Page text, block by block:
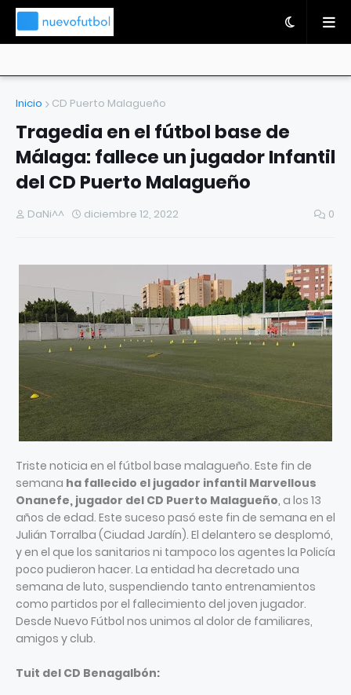
Inicio CD Puerto Malagueño
Tragedia en el fútbol base de
Málaga: fallece un jugador Infantil
del CD Puerto Malagueño
DaNi^^ diciembre 12, 2022 0
Triste noticia en el fútbol base malagueño. Este fin de
semana ha fallecido el jugador infantil Marvellous
Onanefe, jugador del CD Puerto Malagueño, a los 13
años de edad. Este suceso pasó este fin de semana en el
Julián Torralba (Ciudad Jardín). El delantero se desplomó,
y en el que los sanitarios ni tampoco los agentes la Policía
poco pudieron hacer. La entidad ha decretado una
semana de luto, suspendiendo tanto entrenamientos
como partidos por el fallecimiento del joven jugador.
Desde Nuevo Fútbol nos unimos al dolor de familiares,
amigos y club.
Tuit del CD Benagalbón: